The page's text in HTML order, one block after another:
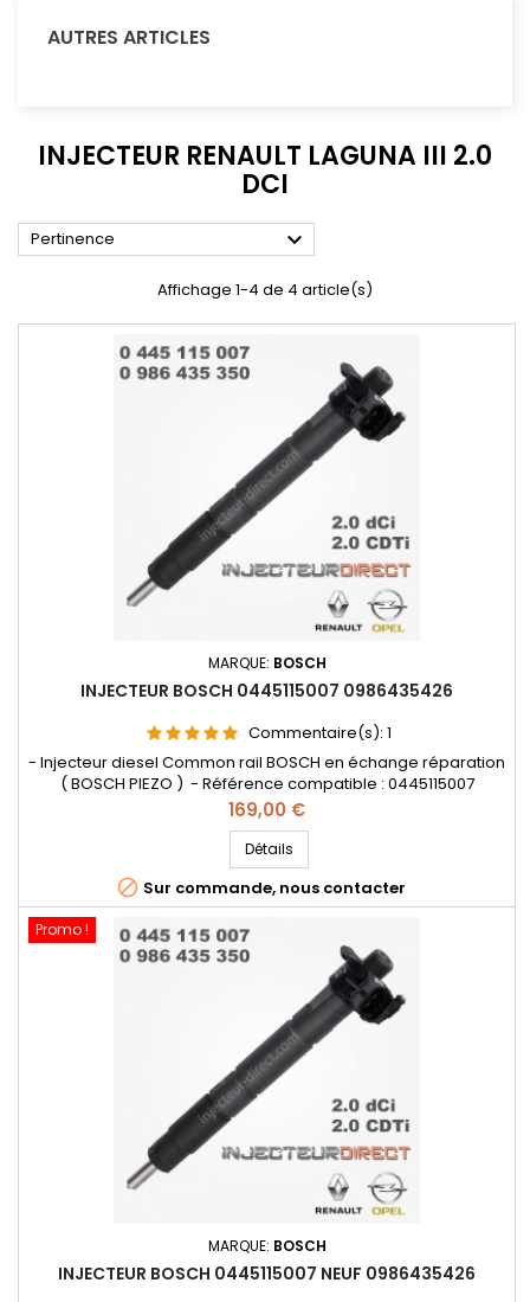
AUTRES ARTICLES
INJECTEUR RENAULT LAGUNA III 2.0
DCI
Pertinence 
Affichage 1-4 de 4 article(s)
MARQUE: BOSCH
INJECTEUR BOSCH 0445115007 0986435426
Commentaire(s): 1
- Injecteur diesel Common rail BOSCH en échange réparation
( BOSCH PIEZO ) - Référence compatible : 0445115007
,0986435350 , 0986435426 , 7701476567 , 7701477158 ,
8200340068 , 8200409398 , 8200505056 , 8200804536 ,
8201408759 , 166003429R , 4431258 , 93161695 , 95517514 - Pour
motorisation Renault 2.0 dCi , Opel 2.0 CDTI
Prix
169,00 €
Détails
 Sur commande, nous contacter
Promo !
MARQUE: BOSCH
INJECTEUR BOSCH 0445115007 NEUF 0986435426